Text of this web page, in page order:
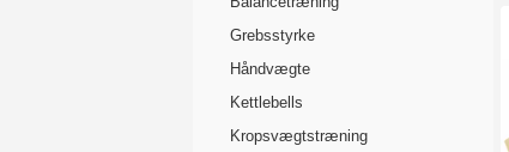
Grebsstyrke
Håndvægte
Kettlebells
Kropsvægtstræning